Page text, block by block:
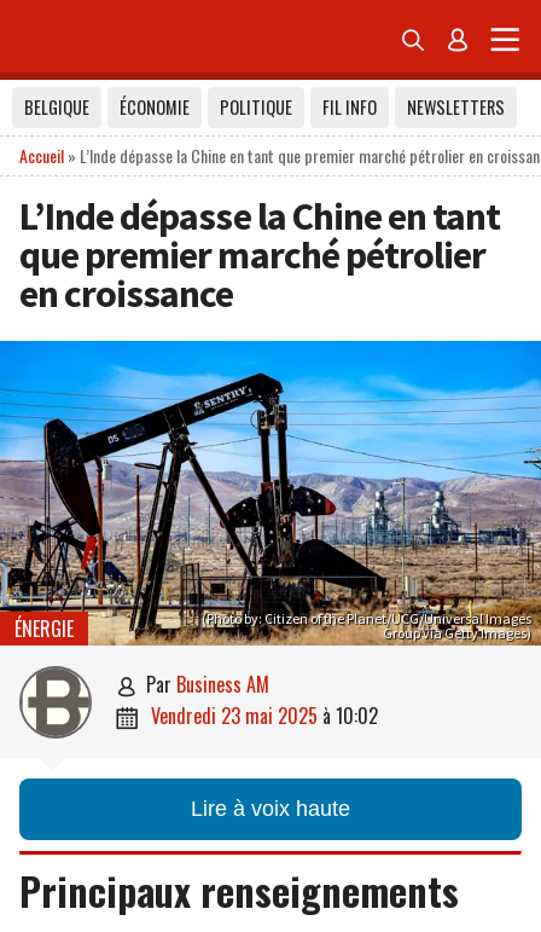
 
BELGIQUE ÉCONOMIE POLITIQUE FIL INFO
NEWSLETTERS
Accueil» L’Inde dépasse la Chine en tant que premier marché pétrolier en
L’Inde dépasse la Chine en tant
que premier marché pétrolier
en croissance
(Photo by: Citizen of the Planet/UCG/Universal Images
Group via Getty Images)
ÉNERGIE
 par Business AM
 vendredi 23 mai 2025 à 10:02
Lire à voix haute
Principaux renseignements